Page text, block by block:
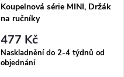
Koupelnová série MINI, Držák
na ručníky
477 Kč
Naskladnění do 2-4 týdnů od
objednání